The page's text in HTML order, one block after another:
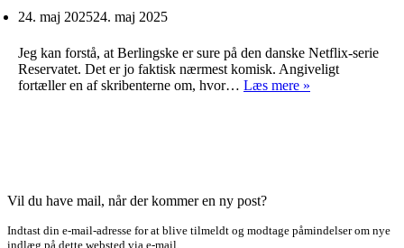
24. maj 202524. maj 2025
Jeg kan forstå, at Berlingske er sure på den danske Netflix-serie
Reservatet. Det er jo faktisk nærmest komisk. Angiveligt
fortæller en af skribenterne om, hvor… Læs mere »
Vil du have mail, når der kommer en ny post?
Indtast din e-mail-adresse for at blive tilmeldt og modtage påmindelser om nye
indlæg på dette websted via e-mail.